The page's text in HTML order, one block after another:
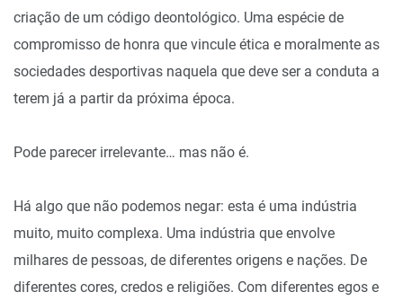
criação de um código deontológico. Uma espécie de
compromisso de honra que vincule ética e moralmente as
sociedades desportivas naquela que deve ser a conduta a
terem já a partir da próxima época.
Pode parecer irrelevante… mas não é.
Há algo que não podemos negar: esta é uma indústria
muito, muito complexa. Uma indústria que envolve
milhares de pessoas, de diferentes origens e nações. De
diferentes cores, credos e religiões. Com diferentes egos e